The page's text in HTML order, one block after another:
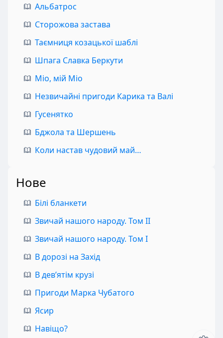
Альбатрос
Сторожова застава
Таємниця козацької шаблі
Шпага Славка Беркути
Міо, мій Міо
Незвичайні пригоди Карика та Валі
Гусенятко
Бджола та Шершень
Коли настав чудовий май…
Нове
Білі бланкети
Звичай нашого народу. Том II
Звичай нашого народу. Том I
В дорозі на Захід
В дев’ятім крузі
Пригоди Марка Чубатого
Ясир
Навіщо?